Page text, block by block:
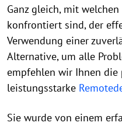
Ganz gleich, mit
konfrontiert sind, der
Verwendung einer
Alternative, um alle
empfehlen wir Ihnen
leistungsstarke
Sie wurde von einem